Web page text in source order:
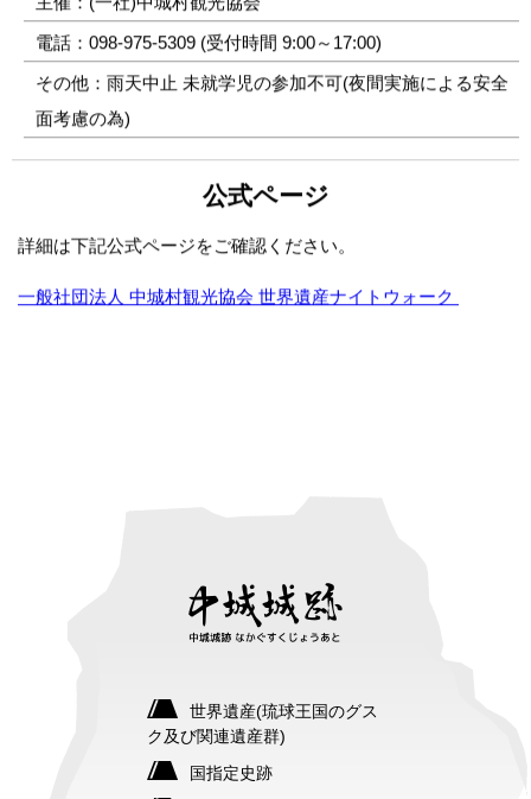
主催：(一社)中城村観光協会
電話：098-975-5309 (受付時間 9:00～17:00)
その他：雨天中止 未就学児の参加不可(夜間実施による安全
面考慮の為)
公式ページ
詳細は下記公式ページをご確認ください。
一般社団法人 中城村観光協会 世界遺産ナイトウォーク
世界遺産(琉球王国のグス
ク及び関連遺産群)
国指定史跡